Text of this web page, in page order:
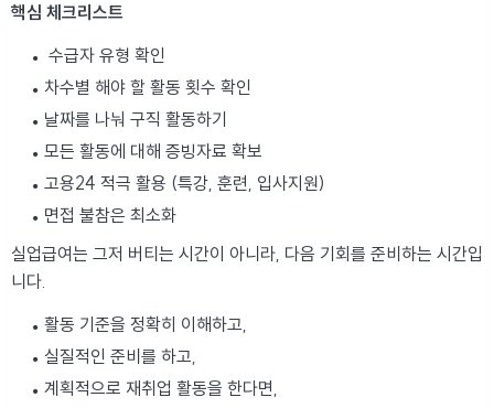
핵심 체크리스트
수급자 유형 확인
차수별 해야 할 활동 횟수 확인
날짜를 나눠 구직 활동하기
모든 활동에 대해 증빙자료 확보
고용24 적극 활용 (특강, 훈련, 입사지원)
면접 불참은 최소화
실업급여는 그저 버티는 시간이 아니라, 다음 기회를 준비하는 시간입
니다.
활동 기준을 정확히 이해하고,
실질적인 준비를 하고,
계획적으로 재취업 활동을 한다면,